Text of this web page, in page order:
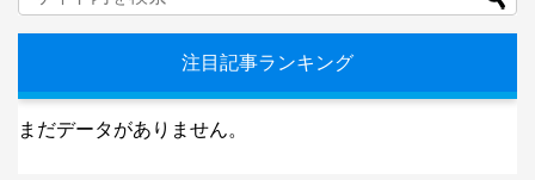
注目記事ランキング
まだデータがありません。